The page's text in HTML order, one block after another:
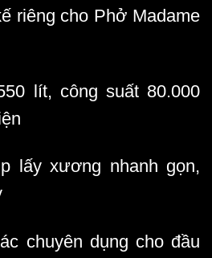
riêng cho Phở Madame
lít, công suất 80.000
lấy xương nhanh gọn,
chuyên dụng cho đầu